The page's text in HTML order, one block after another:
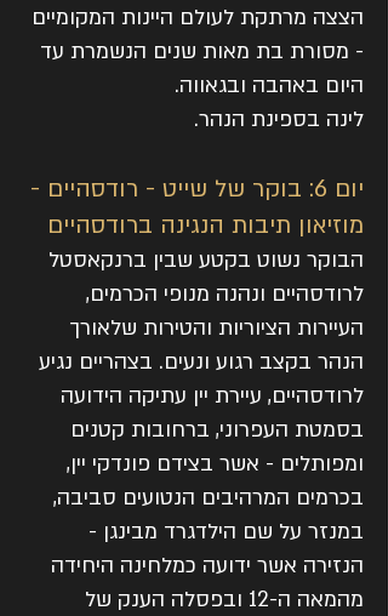
הצצה מרתקת לעולם היינות המקומיים
- מסורת בת מאות שנים הנשמרת עד
היום באהבה ובגאווה.
לינה בספינת הנהר.
יום 6: בוקר של שייט - רודסהיים -
מוזיאון תיבות הנגינה ברודסהיים
הבוקר נשוט בקטע שבין ברנקאסטל
לרודסהיים ונהנה מנופי הכרמים,
העיירות הציוריות והטירות שלאורך
הנהר בקצב רגוע ונעים. בצהריים נגיע
לרודסהיים, עיירת יין עתיקה הידועה
בסמטת העפרוני, ברחובות קטנים
ומפותלים - אשר בצידם פונדקי יין,
בכרמים המרהיבים הנטועים סביבה,
במנזר על שם הילדגרד מבינגן -
הנזירה אשר ידועה כמלחינה היחידה
מהמאה ה-12 ובפסלה הענק של